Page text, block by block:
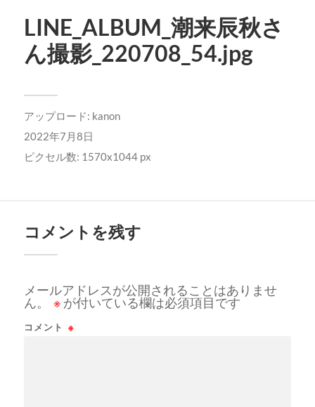
LINE_ALBUM_潮来辰秋さ
ん撮影_220708_54.jpg
アップロード: kanon
2022年7月8日
ピクセル数: 1570x1044 px
コメントを残す
メールアドレスが公開されることはありませ
ん。
※ が付いている欄は必須項目です
コメント ※